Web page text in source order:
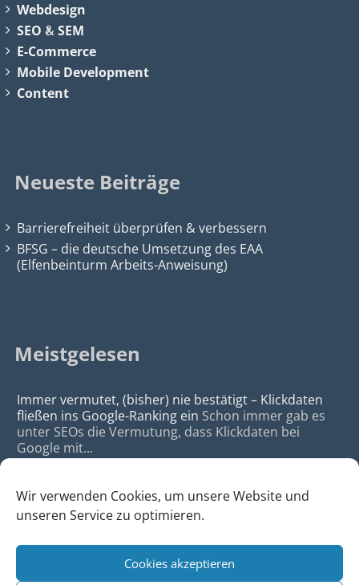
Wir verwenden Cookies, um unsere Website und
unseren Service zu optimieren.
Cookies akzeptieren
Webdesign
SEO &SEM
E-Commerce
Mobile Development
Content
Neueste Beiträge
Barrierefreiheit überprüfen & verbessern
BFSG – die deutsche Umsetzung des EAA
(Elfenbeinturm Arbeits-Anweisung)
Meistgelesen
Immer vermutet, (bisher) nie bestätigt – Klickdaten
fließen ins Google-Ranking ein Schon immer gab es
unter SEOs die Vermutung, dass Klickdaten bei
Google mit...